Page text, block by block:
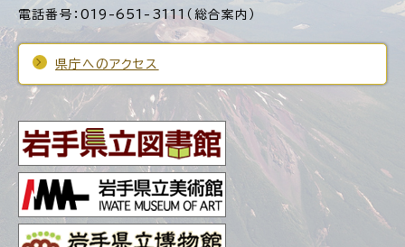
電話番号：019-651-3111（総合案内）
県庁へのアクセス